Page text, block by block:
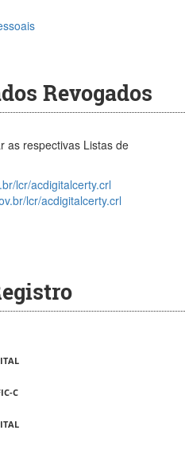
Revogados
as respectivas Listas de
lcr/acdigitalcerty.crl
lcr/acdigitalcerty.crl
C